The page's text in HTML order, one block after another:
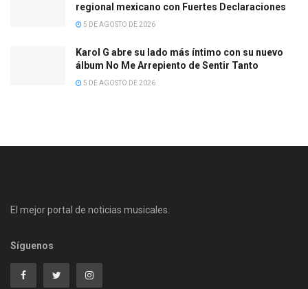
regional mexicano con Fuertes Declaraciones
5 DE AGOSTO DE 2026
Karol G abre su lado más íntimo con su nuevo
álbum No Me Arrepiento de Sentir Tanto
5 DE AGOSTO DE 2026
El mejor portal de noticias musicales.
Síguenos